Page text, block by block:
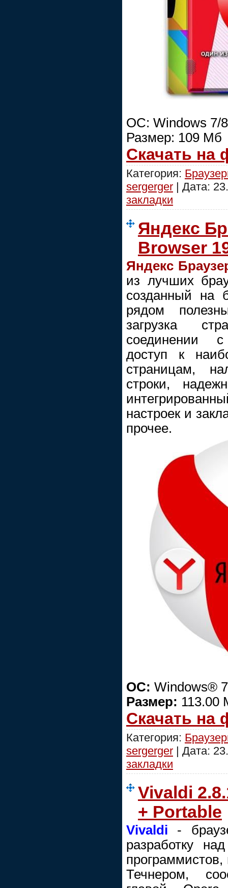
ОС: Windows 7/
Размер: 109 Мб
Скачать на
Категория:
sergerger | Дата:
закладки
Яндекс
Browser
Яндекс
из лучших
созданный на
рядом
загрузка
соединении
доступ к
страницам,
строки,
настроек и
прочее.
OC: Windows®
Размер: 113.00
Скачать на
Категория:
sergerger | Дата:
закладки
Vivaldi
+ Portable
Vivaldi -
разработку
Течнером,